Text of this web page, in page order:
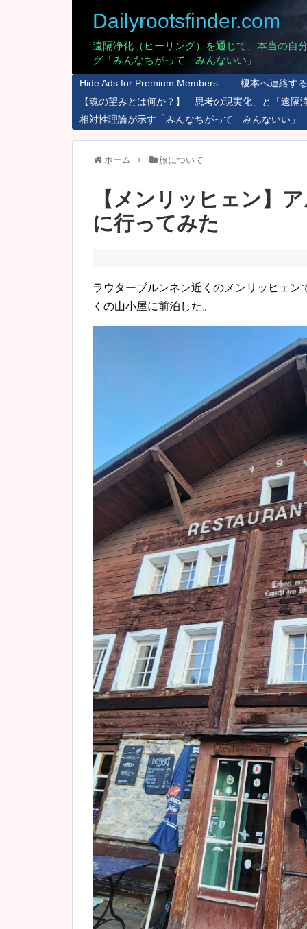
Dailyrootsfinder.com
遠隔浄化（ヒーリング）を通じて、本当の
グ「みんなちがって みんないい」
Hide Ads for Premium Members
榎本へ連絡す
【魂の望みとは何か？】「思考の現実化」と「遠隔
相対性理論が示す「みんなちがって みんないい」
ホーム 旅について
【メンリッヒェン】
に行ってみた
ラウターブルンネン近くのメンリッヒェ
くの山小屋に前泊した。